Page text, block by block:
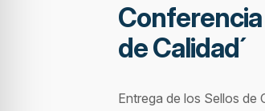
de Calidad´
Entrega de los Sellos de